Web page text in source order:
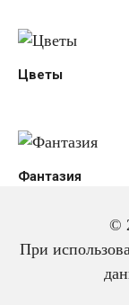
Цветы
Фантазия
©
При